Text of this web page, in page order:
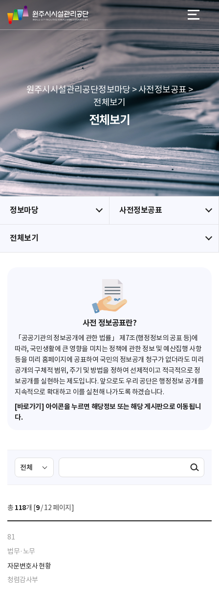
네
본문 바로가기
메뉴 바로가기
원
주
시
리
공
단
원주시시설관리공단정보마당 > 사전정보공표 >
전체보기
전체보기
정보마당 사전정보공표
전체보기
사전 정보공표란?
「공공기관의 정보공개에 관한 법률」 제7조(행정정보의 공표 등)에
따라, 국민생활에 큰 영향을 미치는 정책에 관한 정보 및 예산집행 사항
등을 미리 홈페이지에 공표하여 국민의 정보공개 청구가 없더라도 미리
공개의 구체적 범위, 주기 및 방법을 정하여 선제적이고 적극적으로 정
보공개를 실현하는 제도입니다. 앞으로도 우리 공단은 행정정보 공개를
지속적으로 확대하고 이를 실천해 나가도록 하겠습니다.
[바로가기] 아이콘을 누르면 해당정보 또는 해당 게시판으로 이동됩니
다.
검
색
선
택
색
검색실행
총 118개 [9/ 12 페이지]
81
법무·노무
자문변호사 현황
청렴감사부